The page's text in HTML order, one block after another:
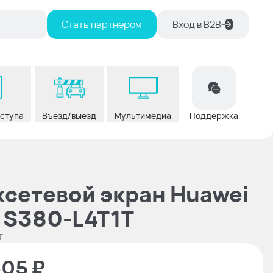
Стать партнером Вход в В2В
Въезд/выезд Мультимедиа Поддержка
экран Huawei
L4T1T
₽